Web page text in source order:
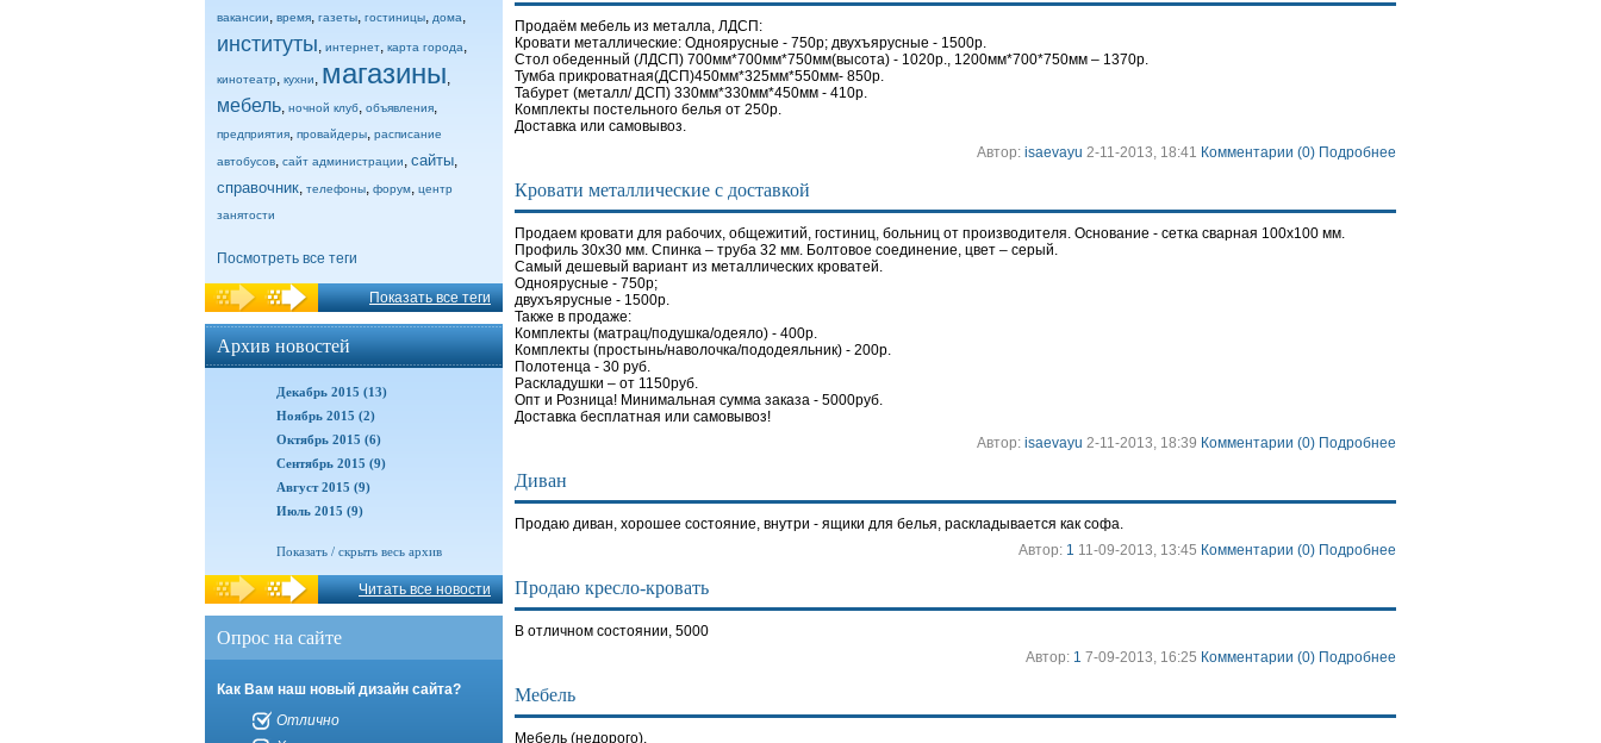
вакансии, время, газеты, гостиницы, дома,
институты, интернет, карта города,
кинотеатр, кухни, магазины,
мебель, ночной клуб, объявления,
предприятия, провайдеры, расписание
автобусов, сайт администрации, сайты,
справочник, телефоны, форум, центр
занятости
Посмотреть все теги
Показать все теги
Архив новостей
Декабрь 2015 (13)
Ноябрь 2015 (2)
Октябрь 2015 (6)
Сентябрь 2015 (9)
Август 2015 (9)
Июль 2015 (9)
Показать / скрыть весь архив
Читать все новости
Опрос на сайте
Как Вам наш новый дизайн сайта?
Отлично
Продаём мебель из металла, ЛДСП:
Кровати металлические: Одноярусные - 750р; двухъярусные - 1500р.
Стол обеденный (ЛДСП) 700мм*700мм*750мм(высота) - 1020р., 1200мм*700*750мм – 1370р.
Тумба прикроватная(ДСП)450мм*325мм*550мм- 850р.
Табурет (металл/ ДСП) 330мм*330мм*450мм - 410р.
Комплекты постельного белья от 250р.
Доставка или самовывоз.
Автор: isaevayu 2-11-2013, 18:41 Комментарии (0) Подробнее
Кровати металлические с доставкой
Продаем кровати для рабочих, общежитий, гостиниц, больниц от производителя. Основание - сетка сварная 100х100 мм.
Профиль 30х30 мм. Спинка – труба 32 мм. Болтовое соединение, цвет – серый.
Самый дешевый вариант из металлических кроватей.
Одноярусные - 750р;
двухъярусные - 1500р.
Также в продаже:
Комплекты (матрац/подушка/одеяло) - 400р.
Комплекты (простынь/наволочка/пододеяльник) - 200р.
Полотенца - 30 руб.
Раскладушки – от 1150руб.
Опт и Розница! Минимальная сумма заказа - 5000руб.
Доставка бесплатная или самовывоз!
Автор: isaevayu 2-11-2013, 18:39 Комментарии (0) Подробнее
Диван
Продаю диван, хорошее состояние, внутри - ящики для белья, раскладывается как софа.
Автор: 1 11-09-2013, 13:45 Комментарии (0) Подробнее
Продаю кресло-кровать
В отличном состоянии, 5000
Автор: 1 7-09-2013, 16:25 Комментарии (0) Подробнее
Мебель
Мебель (недорого).